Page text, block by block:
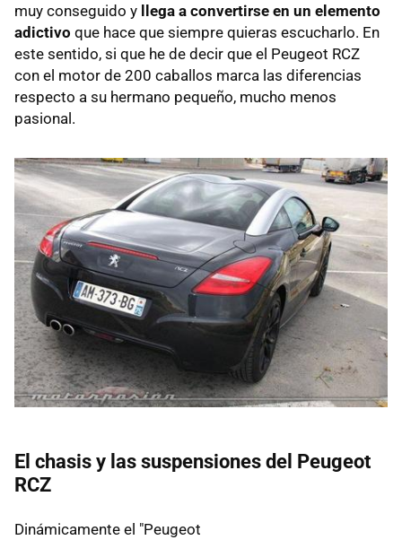
muy conseguido y
llega a convertirse en un elemento
adictivo que hace que siempre quieras escucharlo. En
este sentido, si que he de decir que el Peugeot RCZ
con el motor de 200 caballos marca las diferencias
respecto a su hermano pequeño, mucho menos
pasional.
El chasis y las suspensiones del Peugeot
RCZ
Dinámicamente el "Peugeot